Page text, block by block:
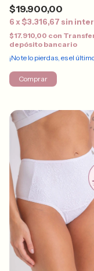
$19.900,00
6 x$3.316,67 sin
$17.910,00 con
depósito bancario
¡No te lo pierdas, es el
Comprar